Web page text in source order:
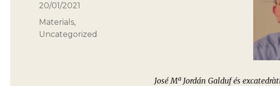
José Mª Jordán Galduf és
Publicado
el
20/01/2021
Categorías
Materials,
Uncategorized